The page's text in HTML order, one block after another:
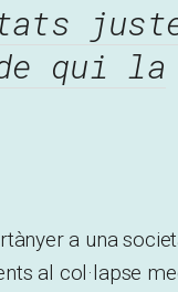
qui la
a una
al col·lapse